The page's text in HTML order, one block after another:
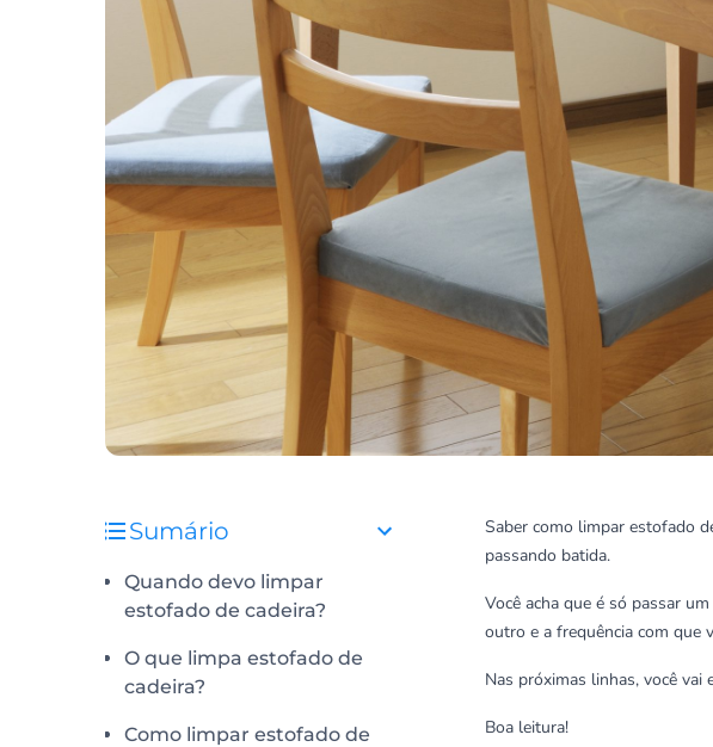
Sumário
Quando devo limpar
estofado de cadeira?
O que limpa estofado de
cadeira?
Como limpar estofado de
Saber como limpar estofado
passando batida.
Você acha que é só passar
outro e a frequência com que
Nas próximas linhas, você
Boa leitura!